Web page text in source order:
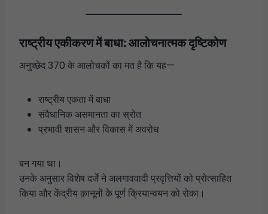
राष्ट्रीय एकीकरण में बाधा: आलोचनात्मक दृष्टिकोण
अनुच्छेद 370 के आलोचकों का मत है कि यह—
राष्ट्रीय एकता में बाधा
संवैधानिक असमानता का स्रोत
प्रभावी शासन और विकास में अवरोध
बन गया था।
उनके अनुसार विशेष दर्जे ने अलगाववादी प्रवृत्तियों को प्रोत्साहित
किया और केंद्रीय क़ानूनों के पूर्ण क्रियान्वयन को रोका।